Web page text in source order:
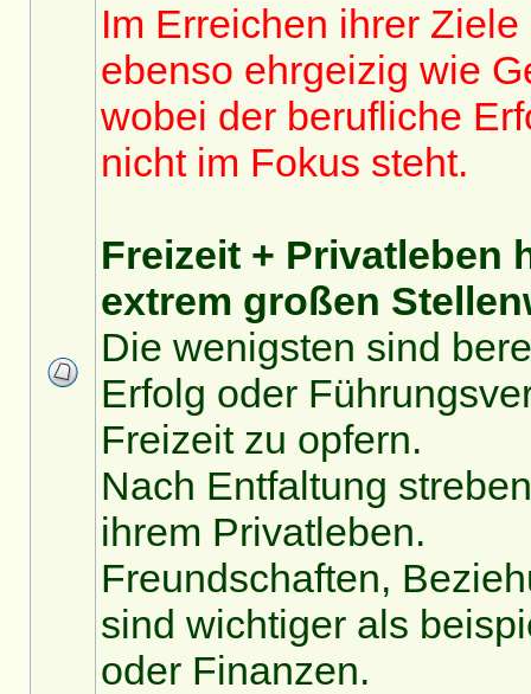
Im Erreichen ihrer
ebenso ehrgeizig wie
wobei der berufliche
nicht im Fokus steht.
Freizeit + Privatleben
extrem großen
Die wenigsten sind
Erfolg oder
Freizeit zu opfern.
Nach Entfaltung
ihrem Privatleben.
Freundschaften,
sind wichtiger als
oder Finanzen.